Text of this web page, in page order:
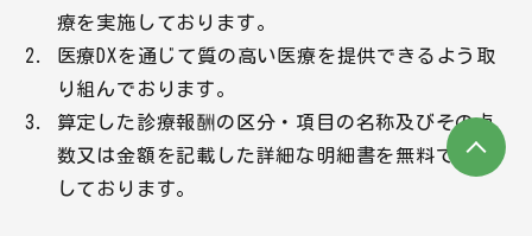
療を実施しております。
医療DXを通じて質の高い医療を提供できるよう取
り組んでおります。
算定した診療報酬の区分・項目の名称及びその点
数又は金額を記載した詳細な明細書を無料で交付
しております。